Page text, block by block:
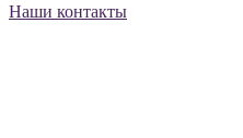
Наши контакты